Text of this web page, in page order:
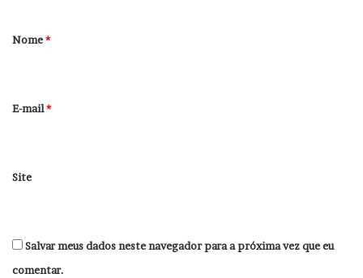
r
*
Nome*
E-mail*
Site
Salvar meus dados neste navegador para a próxima vez que eu
comentar.